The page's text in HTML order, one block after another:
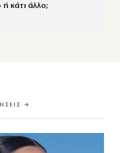
κάτι άλλο;
→